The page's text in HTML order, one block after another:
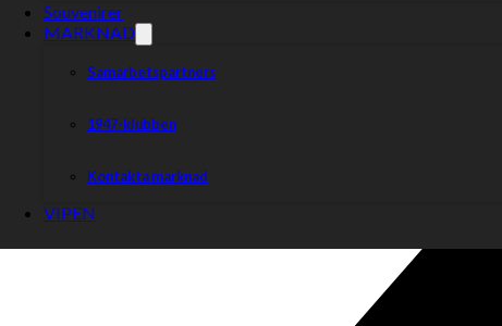
Souvenirer
MARKNAD
Samarbetspartners
1947-klubben
Kontakta marknad
VIPEN